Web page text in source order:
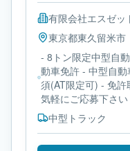
有限会社エスゼッ
東京都東久留米市
- 8トン限定中型自
動車免許 - 中型自
須(AT限定可) - 免
気軽にご応募下さい
中型トラック